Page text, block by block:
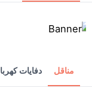
مناقل دفايات